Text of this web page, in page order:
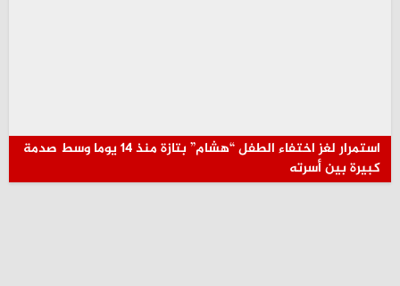
استمرار لغز اختفاء الطفل “هشام” بتازة منذ 14 يوما وسط صدمة
كبيرة بين أسرته